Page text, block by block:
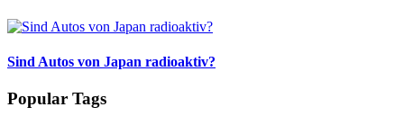
Sind Autos von Japan radioaktiv?
Popular Tags